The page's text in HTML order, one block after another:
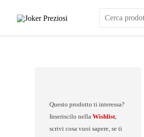
Questo prodotto ti interessa?
Inseriscilo nella Wishlist,
scrivi cosa vuoi sapere, se ti